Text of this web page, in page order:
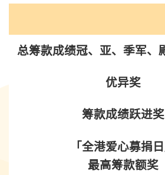
总筹款成绩冠、亚、季军、
优异奖
筹款成绩跃进奖
「全港爱心募捐日
最高筹款额奖